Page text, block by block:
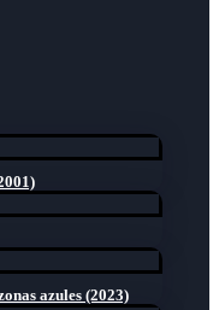
azules (2023)